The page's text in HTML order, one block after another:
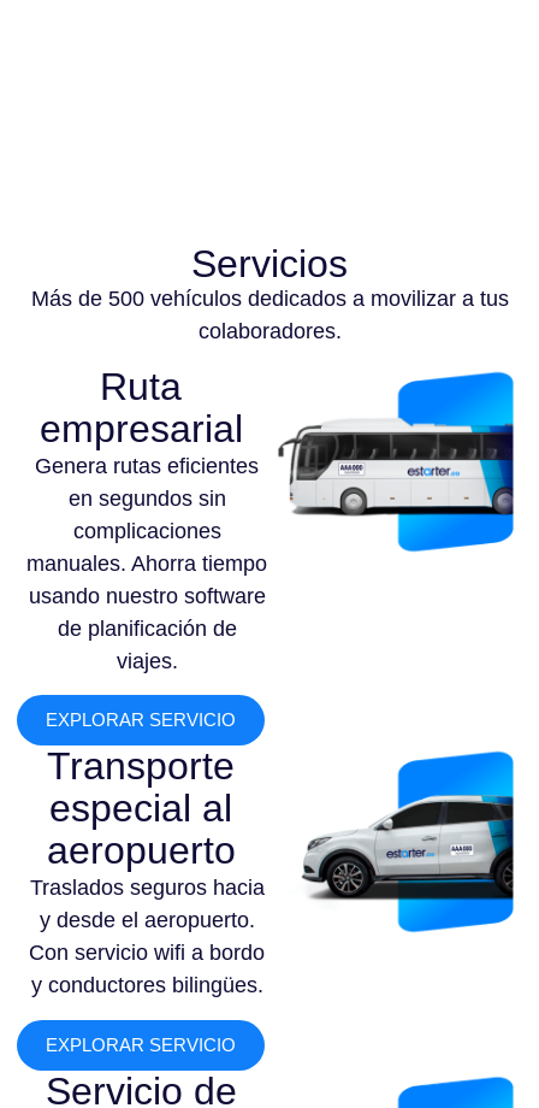
Servicios
Más de 500 vehículos dedicados a movilizar a tus
colaboradores.
Ruta
empresarial
Genera rutas eficientes
en segundos sin
complicaciones
manuales. Ahorra tiempo
usando nuestro software
de planificación de
viajes.
EXPLORAR SERVICIO
Transporte
especial al
aeropuerto
Traslados seguros hacia
y desde el aeropuerto.
Con servicio wifi a bordo
y conductores bilingües.
EXPLORAR SERVICIO
Servicio de